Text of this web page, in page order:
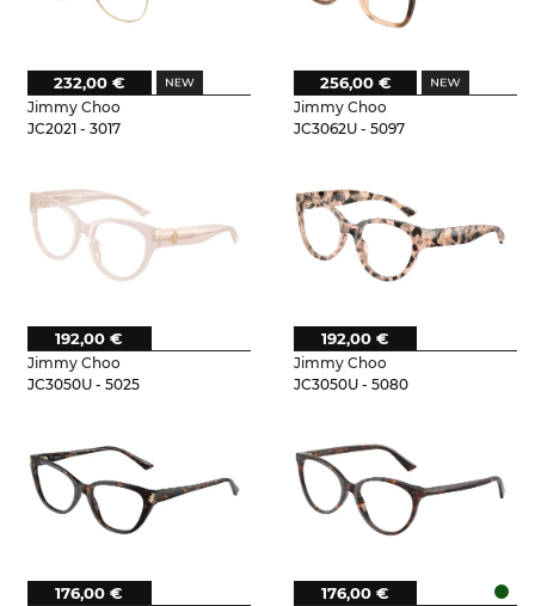
Jimmy Choo
JC2021 - 3017
232,00 €
Jimmy Choo
JC3062U - 5097
256,00 €
Jimmy Choo
JC3050U - 5025
192,00 €
Jimmy Choo
JC3050U - 5080
192,00 €
176,00 € 176,00 €